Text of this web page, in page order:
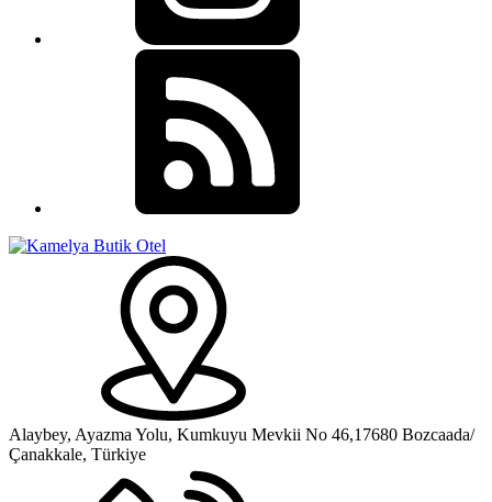
Alaybey, Ayazma Yolu, Kumkuyu Mevkii No 46,17680 Bozcaada/
Çanakkale, Türkiye